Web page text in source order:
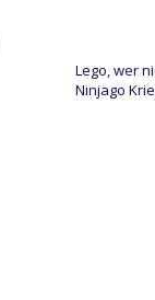
Lego, wer
Ninjago